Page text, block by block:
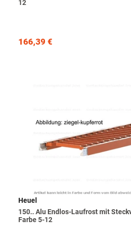
12
166,39 €
Heuel
150.. Alu Endlos-Laufrost mit
Farbe 5-12